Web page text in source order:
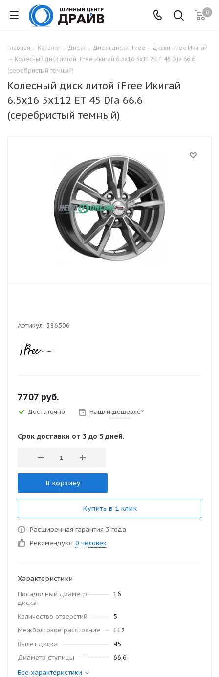
0
Главная - Каталог - Диски - Диски диски iFree - Диски ifree Икигай
- Колесный диск литой iFree Икигай 6.5x16 5x112 ET 45 Dia 66.6
(серебристый темный)
Колесный диск литой iFree Икигай
6.5x16 5x112 ET 45 Dia 66.6
(серебристый темный)
Артикул: 386506
7707 руб.
Достаточно Нашли дешевле?
Срок доставки от 3 до 5 дней.
В корзину
Купить в 1 клик
Расширенная гарантия 3 года
Рекомендуют 0 человек
Характеристики
Посадочный диаметр
диска
16
Количество отверстий
5
Межболтовое расстояние
112
Вылет диска
45
Диаметр ступицы
66.6
Все характеристики